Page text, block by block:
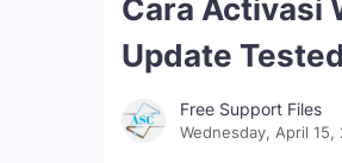
Cara Activasi
Update Tested
Free Support Files
Wednesday, April 15,